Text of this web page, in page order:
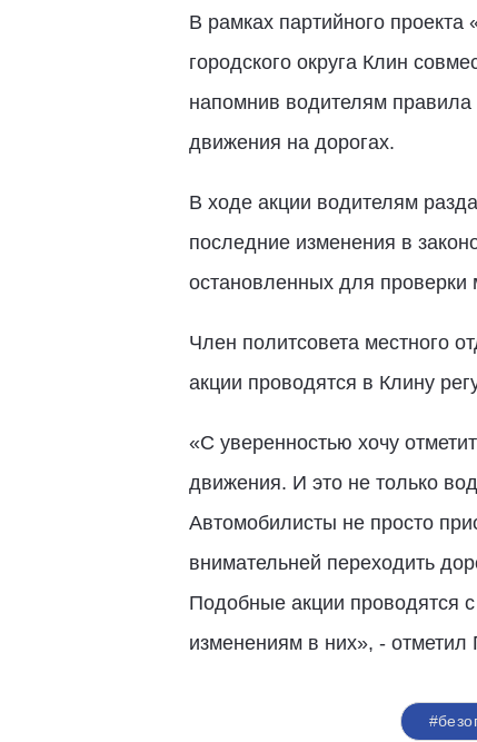
В рамках партийного
городского округа Клин
напомнив водителям
движения на дорогах.
В ходе акции водителям
последние изменения в
остановленных для
Член политсовета местного
акции проводятся в Клину
«С уверенностью хочу
движения. И это не только
Автомобилисты не просто
внимательней переходить
Подобные акции проводятся
изменениям в них», -